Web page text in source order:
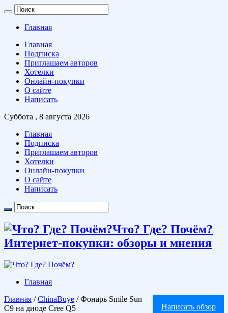
Главная
Главная
Подписка
Приглашаем авторов
Хотелки
Онлайн-покупки
О сайте
Написать
Суббота , 8 августа 2026
Главная
Подписка
Приглашаем авторов
Хотелки
Онлайн-покупки
О сайте
Написать
Что? Где? Почём?
Интернет-покупки: обзоры и мнения
Главная
Написать обзор
Главная / ChinaBuye / Фонарь Smile Sun
C9 на диоде Cree Q5